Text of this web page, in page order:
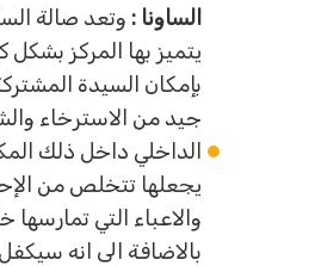
الساونا :وتعد صالة
يتميز بها المركز بشكل
بإمكان السيدة
جيد من الاسترخاء
الداخلي داخل ذلك
يجعلها تتخلص من
والاعباء التي تمارسها
بالاضافة الى انه سيكفل